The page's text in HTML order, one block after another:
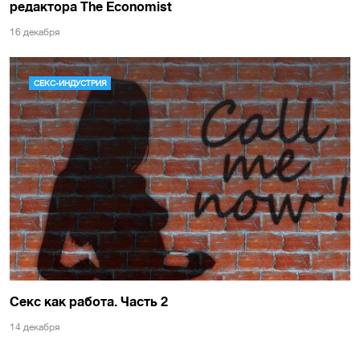
редактора The Economist
16 декабря
СЕКС-ИНДУСТРИЯ
Секс как работа. Часть 2
14 декабря